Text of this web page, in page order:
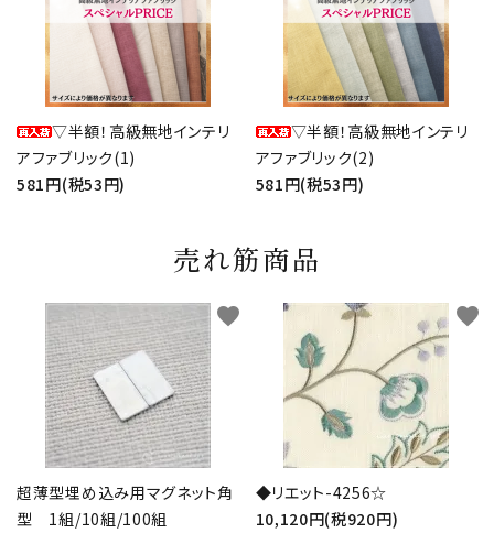
▽半額！高級無地インテリ
アファブリック(1)
581円(税53円)
▽半額！高級無地インテリ
アファブリック(2)
581円(税53円)
売れ筋商品
超薄型埋め込み用マグネット角
型 1組/10組/100組
favorite
◆リエット-4256☆
10,120円(税920円)
favorite